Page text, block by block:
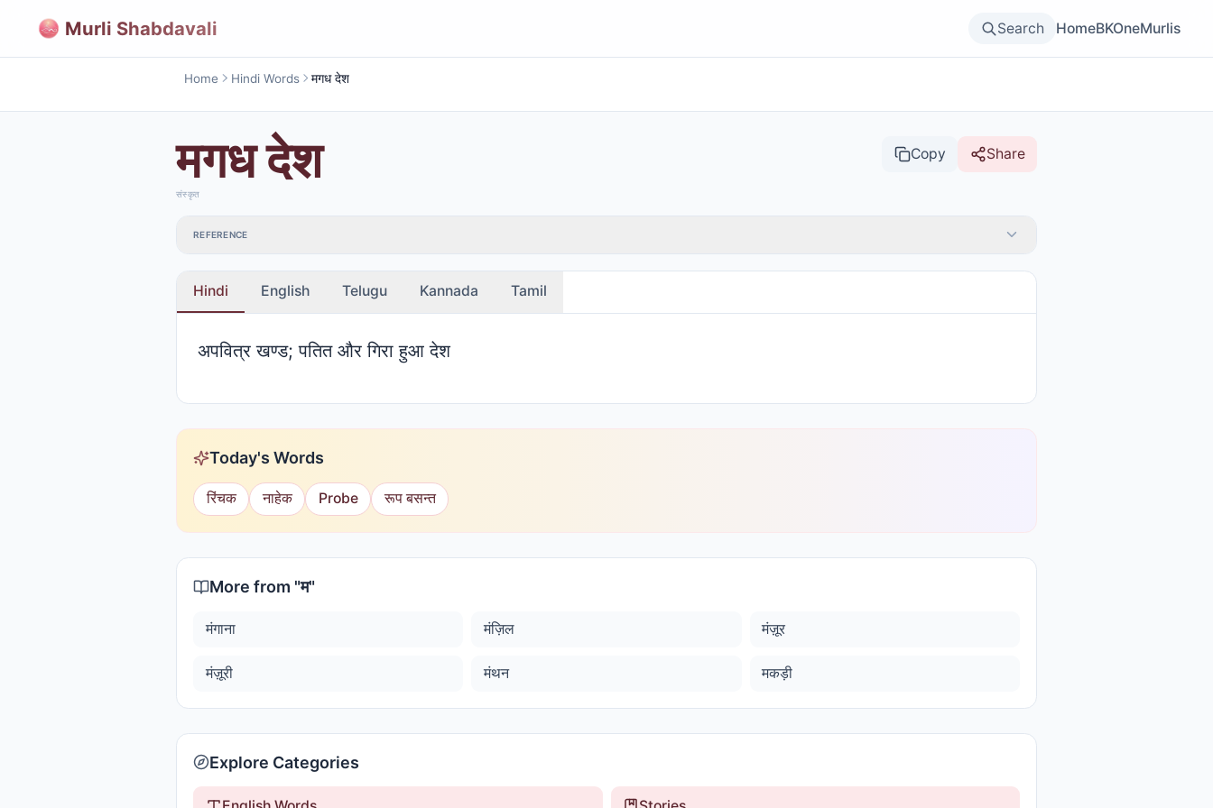
Murli Shabdavali Search HomeBKOneMurlis
Home Hindi Words मगध देश
मगध देश Copy Share
संस्कृत
REFERENCE
Hindi English Telugu Kannada Tamil
अपवित्र खण्ड; पतित और गिरा हुआ देश
Today's Words
रिंचक नाहेक Probe रूप बसन्त
More from "म"
मंगाना मंज़िल मंज़ूर
मंज़ूरी मंथन मकड़ी
Explore Categories